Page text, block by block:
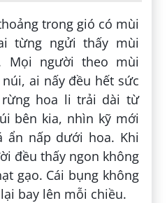
trong gió có mùi
từng ngửi thấy mùi
Mọi người theo mùi
ai nấy đều hết sức
hoa li trải dài từ
bên kia, nhìn kỹ mới
ẩn nấp dưới hoa. Khi
đều thấy ngon không
gạo. Cái bụng không
bay lên mỗi chiều.